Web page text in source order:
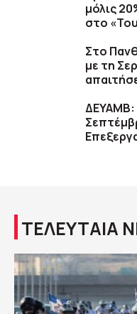
μόλις
στο
Στο
με τη
ΔΕΥΑΜΒ:
ΤΕΛΕΥΤΑΙΑ